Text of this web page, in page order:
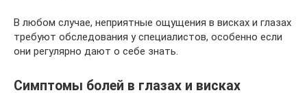
В любом случае, неприятные ощущения в висках и глазах
требуют обследования у специалистов, особенно если
они регулярно дают о себе знать.
Симптомы болей в глазах и висках